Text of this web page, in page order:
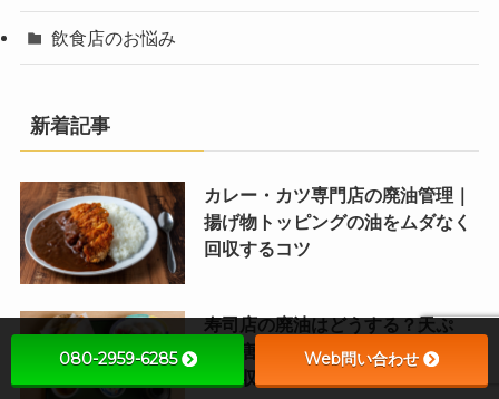
飲食店のお悩み
新着記事
カレー・カツ専門店の廃油管理｜
揚げ物トッピングの油をムダなく
回収するコツ
寿司店の廃油はどうする？天ぷ
ら・唐揚げを出す寿司店の油管理
と回収のコツ
080-2959-6285 Web問い合わせ